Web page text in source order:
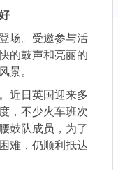
场。受邀参与活
的鼓声和亮丽的
景。
近日英国迎来多
，不少火车班次
鼓队成员，为了
难，仍顺利抵达